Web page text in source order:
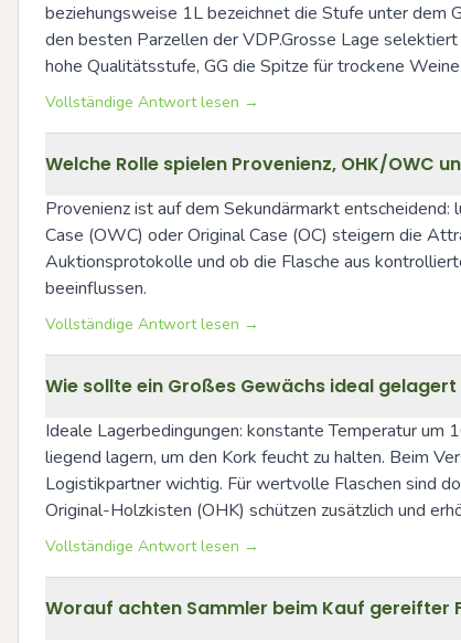
beziehungsweise 1L bezeichnet die Stufe unter dem
den besten Parzellen der VDP.Grosse Lage
hohe Qualitätsstufe, GG die Spitze für trockene Weine.
Vollständige Antwort lesen →
Welche Rolle spielen Provenienz, OHK/OWC
Provenienz ist auf dem Sekundärmarkt
Case (OWC) oder Original Case (OC) steigern die
Auktionsprotokolle und ob die Flasche aus
beeinflussen.
Vollständige Antwort lesen →
Wie sollte ein Großes Gewächs ideal
Ideale Lagerbedingungen: konstante Temperatur um
liegend lagern, um den Kork feucht zu halten. Beim
Logistikpartner wichtig. Für wertvolle Flaschen sind
Original-Holzkisten (OHK) schützen zusätzlich und
Vollständige Antwort lesen →
Worauf achten Sammler beim Kauf gereifter